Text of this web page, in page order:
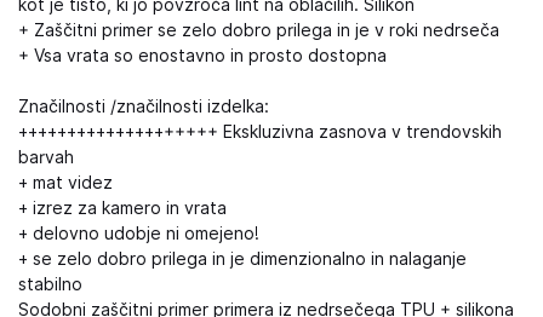
kot je tisto, ki jo povzroča lint na oblačilih. Silikon
+ Zaščitni primer se zelo dobro prilega in je v roki nedrseča
+ Vsa vrata so enostavno in prosto dostopna
Značilnosti /značilnosti izdelka:
++++++++++++++++++++ Ekskluzivna zasnova v trendovskih
barvah
+ mat videz
+ izrez za kamero in vrata
+ delovno udobje ni omejeno!
+ se zelo dobro prilega in je dimenzionalno in nalaganje
stabilno
Sodobni zaščitni primer primera iz nedrsečega TPU + silikona